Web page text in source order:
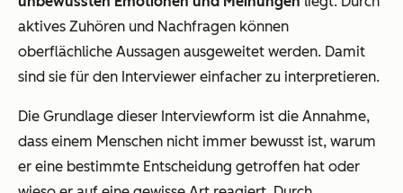
aktives Zuhören und Nachfragen können
oberflächliche Aussagen ausgeweitet werden. Damit
sind sie für den Interviewer einfacher zu interpretieren.
Die Grundlage dieser Interviewform ist die Annahme,
dass einem Menschen nicht immer bewusst ist, warum
er eine bestimmte Entscheidung getroffen hat oder